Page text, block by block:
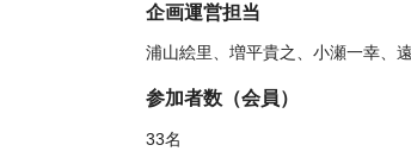
企画運営担当
浦山絵里、増平貴之、小瀬一幸、
参加者数（会員）
33名